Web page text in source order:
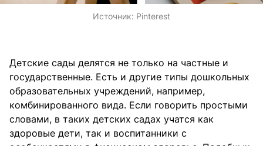
Источник: Pinterest
Детские сады делятся не только на частные и
государственные. Есть и другие типы дошкольных
образовательных учреждений, например,
комбинированного вида. Если говорить простыми
словами, в таких детских садах учатся как
здоровые дети, так и воспитанники с